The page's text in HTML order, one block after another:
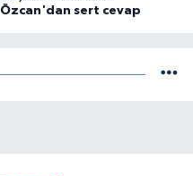
Özcan'dan sert cevap